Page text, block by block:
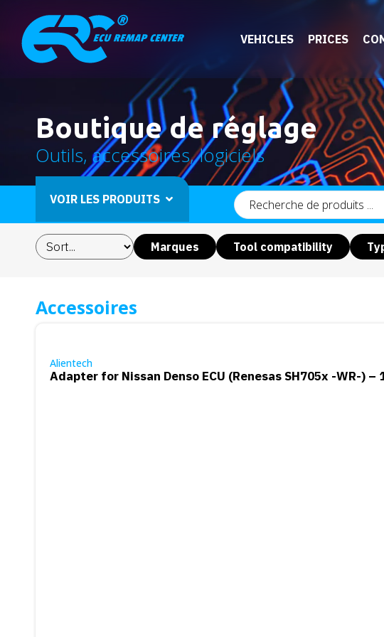
VEHICLES PRICES
Boutique de réglage
Outils, accessoires, logiciels
VOIR LES PRODUITS
Marques Tool compatibility
Accessoires
Alientech
Adapter for Nissan Denso ECU (Renesas SH705x -WR-) –